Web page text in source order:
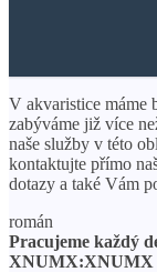
V akvaristice máme
zabýváme již více
naše služby v této
kontaktujte přímo
dotazy a také Vám
román
Pracujeme každý
XNUMX:XNUMX